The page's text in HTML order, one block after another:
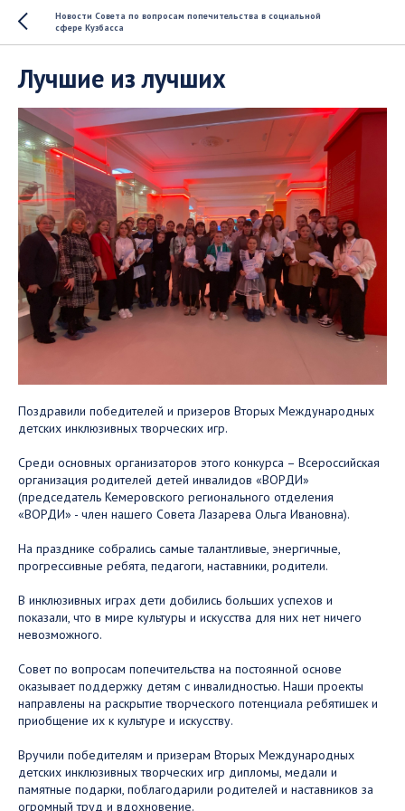
Новости Совета по вопросам попечительства в социальной
сфере Кузбасса
Лучшие из лучших
Поздравили победителей и призеров Вторых Международных
детских инклюзивных творческих игр.
Среди основных организаторов этого конкурса – Всероссийская
организация родителей детей инвалидов «ВОРДИ»
(председатель Кемеровского регионального отделения
«ВОРДИ» - член нашего Совета Лазарева Ольга Ивановна).
На празднике собрались самые талантливые, энергичные,
прогрессивные ребята, педагоги, наставники, родители.
В инклюзивных играх дети добились больших успехов и
показали, что в мире культуры и искусства для них нет ничего
невозможного.
Совет по вопросам попечительства на постоянной основе
оказывает поддержку детям с инвалидностью. Наши проекты
направлены на раскрытие творческого потенциала ребятишек и
приобщение их к культуре и искусству.
Вручили победителям и призерам Вторых Международных
детских инклюзивных творческих игр дипломы, медали и
памятные подарки, поблагодарили родителей и наставников за
огромный труд и вдохновение.